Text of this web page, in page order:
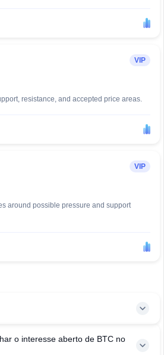
VIP
resistance, and accepted price areas.
VIP
around possible pressure and support
o interesse aberto de BTC no